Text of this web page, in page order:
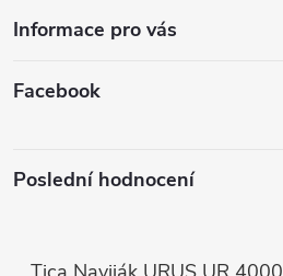
Informace pro vás
Facebook
Poslední hodnocení